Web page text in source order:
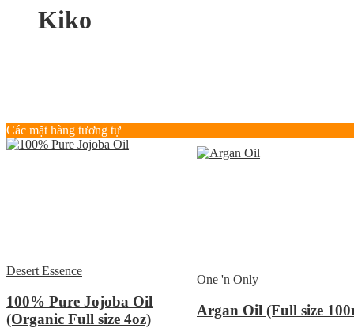
Kiko
Các mặt hàng tương tự
Desert Essence
100% Pure Jojoba Oil
(Organic Full size 4oz)
One 'n Only
Argan Oil (Full size